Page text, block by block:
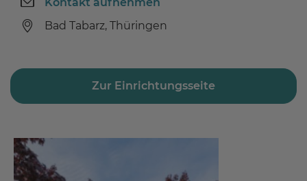
Bad Tabarz, Thüringen
Zur Einrichtungsseite